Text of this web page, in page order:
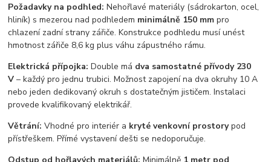
Požadavky na podhled: Nehořlavé materiály (sádrokarton, ocel,
hliník) s mezerou nad podhledem minimálně 150 mm pro
chlazení zadní strany zářiče. Konstrukce podhledu musí unést
hmotnost zářiče 8,6 kg plus váhu zápustného rámu.
Elektrická přípojka: Double má dva samostatné přívody 230
V – každý pro jednu trubici. Možnost zapojení na dva okruhy 10 A
nebo jeden dedikovaný okruh s dostatečným jističem. Instalaci
provede kvalifikovaný elektrikář.
Větrání: Vhodné pro interiér a kryté venkovní prostorypod
přístřeškem. Přímé vystavení dešti se nedoporučuje.
Odstup od hořlavých materiálů: Minimálně 1 metr pod